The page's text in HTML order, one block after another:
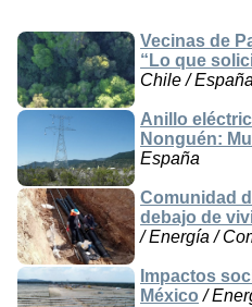
Vecinas de
“Lo que
Chile / España
Anillo
Nonguén:
España
Comunidad
debajo de
/ Energía /
Impactos
México /